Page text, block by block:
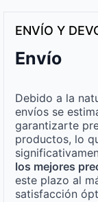
ENVÍO Y
Envío
Debido a la
envíos se
garantizarte
productos, lo
los mejores
este plazo al
satisfacción